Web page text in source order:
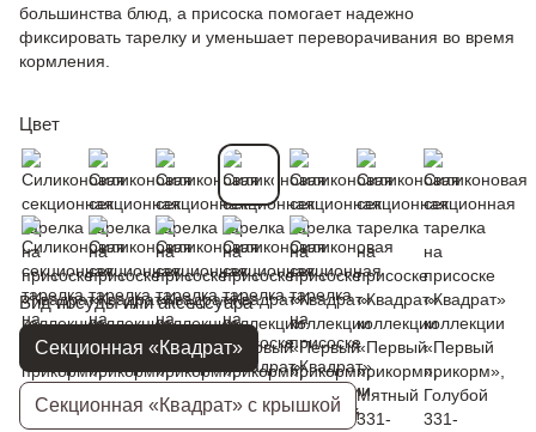
большинства блюд, а присоска помогает надежно
фиксировать тарелку и уменьшает переворачивания во время
кормления.
Цвет
Вид посуды или аксессуара
Секционная «Квадрат»
Секционная «Квадрат» с крышкой